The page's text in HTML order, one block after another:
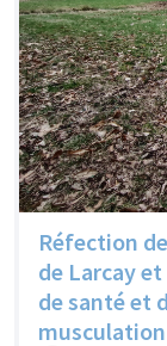
Réfection
de Larcay
de santé et
musculation